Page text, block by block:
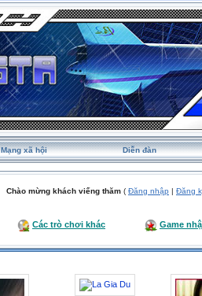
Mạng xã hội Diễn đàn
Chào mừng khách viếng thăm ( Đăng nhập | Đăng
Các trò chơi khác Game